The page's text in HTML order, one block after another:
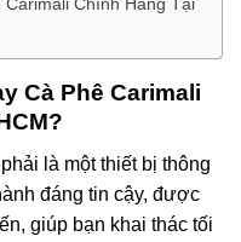
Carimali Chính Hãng Tại
Cà Phê Carimali
là một thiết bị thông
đáng tin cậy, được
giúp bạn khai thác tối